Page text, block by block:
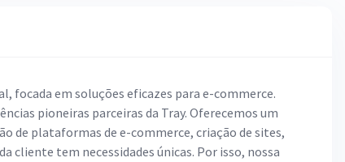
focada em soluções eficazes para e-commerce.
pioneiras parceiras da Tray. Oferecemos um
de plataformas de e-commerce, criação de sites,
cliente tem necessidades únicas. Por isso, nossa